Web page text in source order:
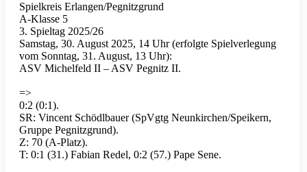
Spielkreis Erlangen/Pegnitzgrund
A-Klasse 5
3. Spieltag 2025/26
Samstag, 30. August 2025, 14 Uhr (erfolgte Spielverlegung
vom Sonntag, 31. August, 13 Uhr):
ASV Michelfeld II – ASV Pegnitz II.
=>
0:2 (0:1).
SR: Vincent Schödlbauer (SpVgtg Neunkirchen/Speikern,
Gruppe Pegnitzgrund).
Z: 70 (A-Platz).
T: 0:1 (31.) Fabian Redel, 0:2 (57.) Pape Sene.